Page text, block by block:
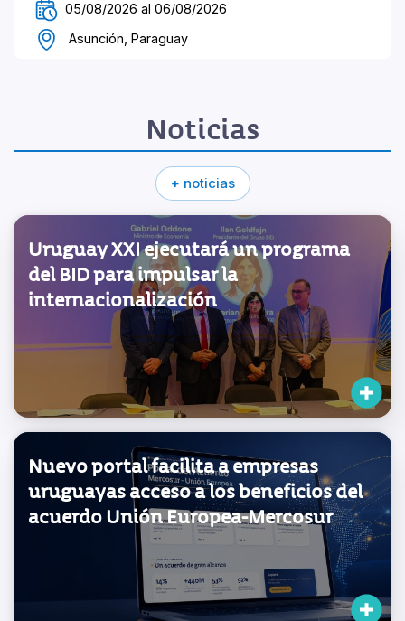
05/08/2026 al 06/08/2026
Asunción, Paraguay
Noticias
+ noticias
Uruguay XXI ejecutará un programa
del BID para impulsar la
internacionalización
Nuevo portal facilita a empresas
uruguayas acceso a los beneficios del
acuerdo Unión Europea-Mercosur